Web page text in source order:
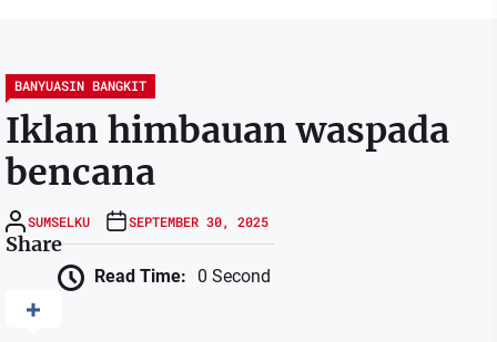
BANYUASIN BANGKIT
Iklan himbauan waspada
bencana
SUMSELKU SEPTEMBER 30, 2025
Share
Read Time: 0 Second